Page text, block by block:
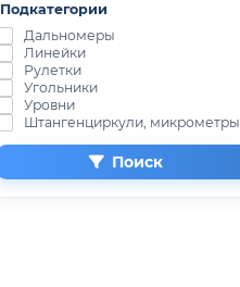
Подкатегории
Дальномеры
Линейки
Рулетки
Угольники
Уровни
Штангенциркули, микрометры
Поиск